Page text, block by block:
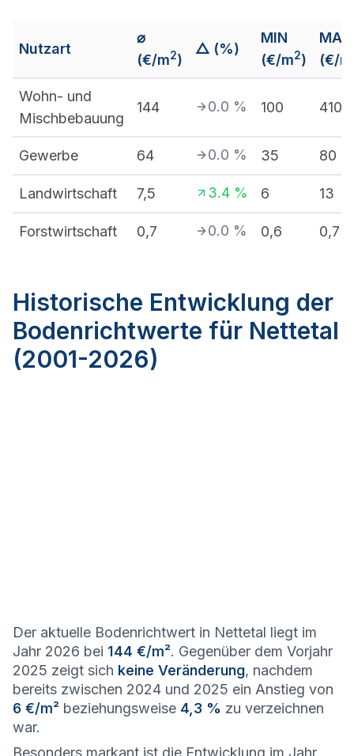
Nutzart
⌀
(€/m2)
△ (%)
MIN
(€/m2)
MAX
(€/m
Wohn- und
Mischbebauung
144 0.0 % 100 410
Gewerbe 64 0.0 % 35 80
Landwirtschaft 7,5 3.4 % 6 13
Forstwirtschaft 0,7 0.0 % 0,6 0,7
Historische Entwicklung der
Bodenrichtwerte für Nettetal
(2001-2026)
Der aktuelle Bodenrichtwert in Nettetal liegt im
Jahr 2026 bei 144 €/m². Gegenüber dem Vorjahr
2025 zeigt sich keine Veränderung, nachdem
bereits zwischen 2024 und 2025 ein Anstieg von
6 €/m² beziehungsweise 4,3 % zu verzeichnen
war.
Besonders markant ist die Entwicklung im Jahr